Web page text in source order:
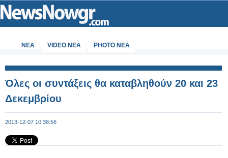
ΝΕΑ VIDEO NEA PHOTO NEA
Όλες οι συντάξεις θα καταβληθούν 20 και 23
Δεκεμβρίου
2013-12-07 10:38:56